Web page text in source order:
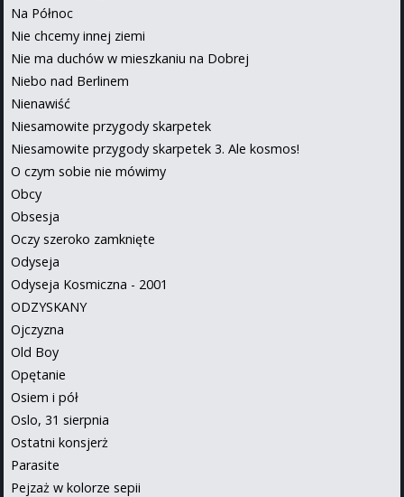
Na Północ
Nie chcemy innej ziemi
Nie ma duchów w mieszkaniu na Dobrej
Niebo nad Berlinem
Nienawiść
Niesamowite przygody skarpetek
Niesamowite przygody skarpetek 3. Ale kosmos!
O czym sobie nie mówimy
Obcy
Obsesja
Oczy szeroko zamknięte
Odyseja
Odyseja Kosmiczna - 2001
ODZYSKANY
Ojczyzna
Old Boy
Opętanie
Osiem i pół
Oslo, 31 sierpnia
Ostatni konsjerż
Parasite
Pejzaż w kolorze sepii